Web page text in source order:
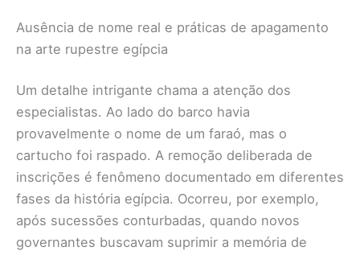
Ausência de nome real e práticas de apagamento
na arte rupestre egípcia
Um detalhe intrigante chama a atenção dos
especialistas. Ao lado do barco havia
provavelmente o nome de um faraó, mas o
cartucho foi raspado. A remoção deliberada de
inscrições é fenômeno documentado em diferentes
fases da história egípcia. Ocorreu, por exemplo,
após sucessões conturbadas, quando novos
governantes buscavam suprimir a memória de